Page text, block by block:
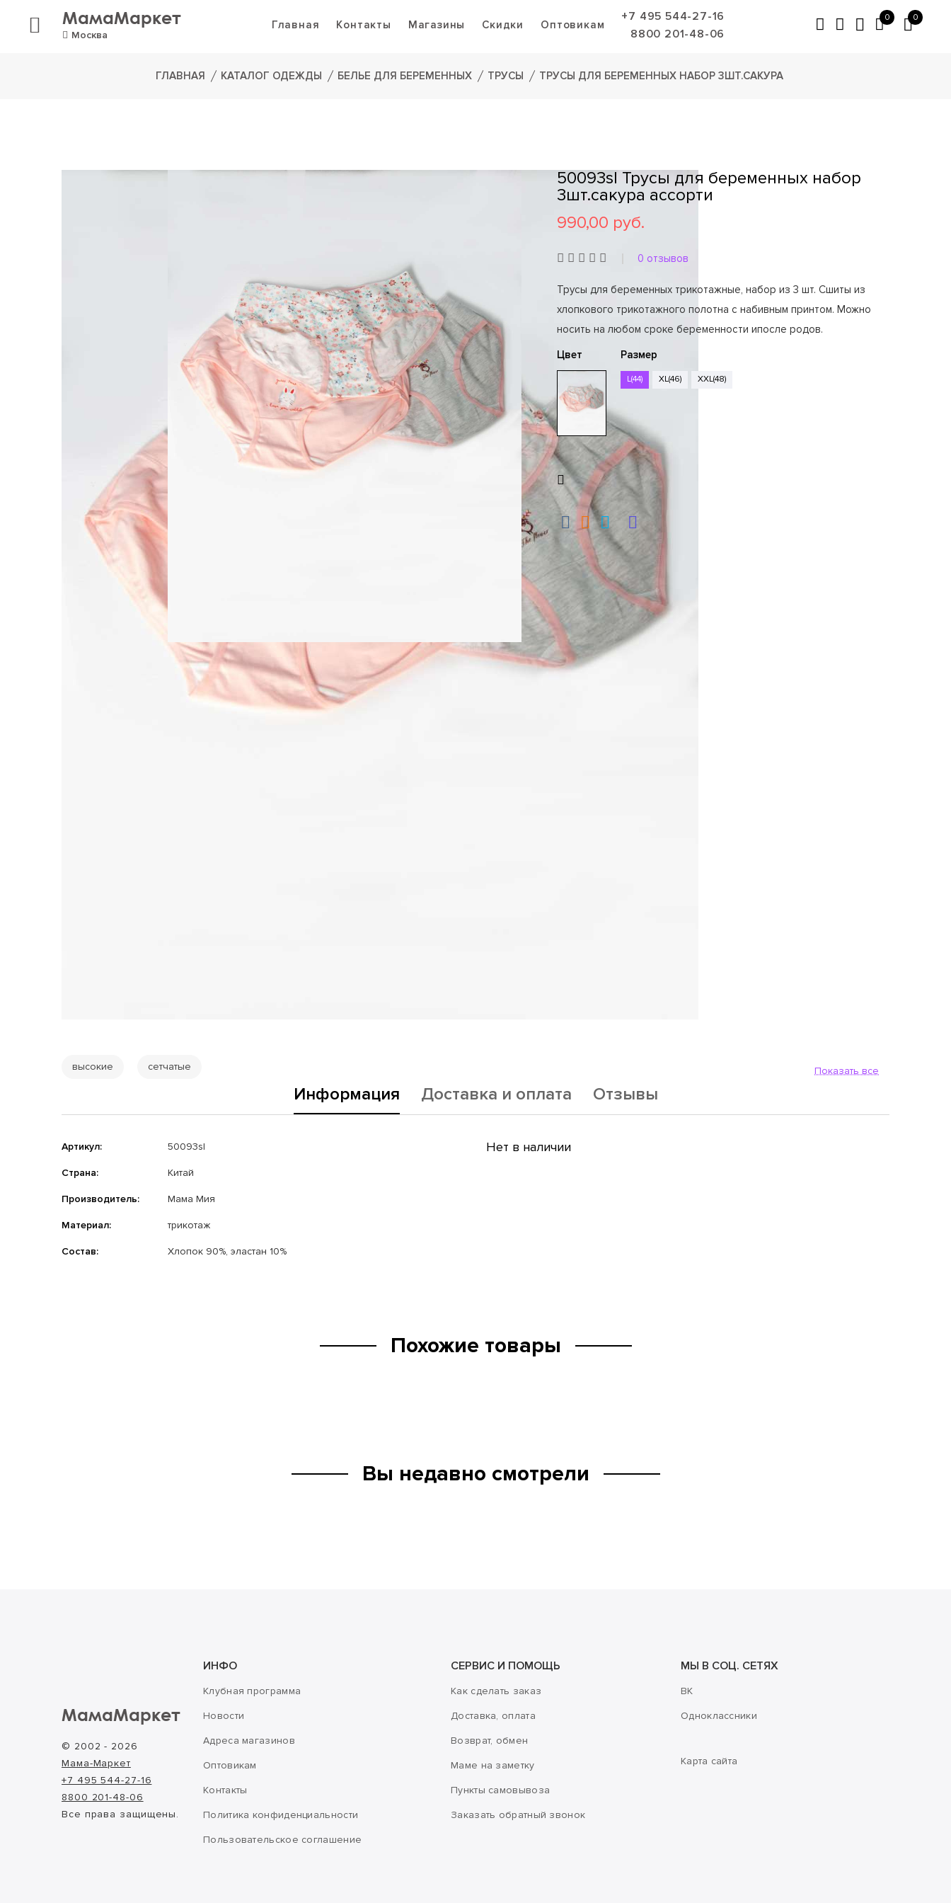
МамаМаркет
Москва
Главная Контакты Магазины Скидки Оптовикам
+7 495 544-27-16
8800 201-48-06
0 0
ГЛАВНАЯ КАТАЛОГ ОДЕЖДЫ БЕЛЬЕ ДЛЯ БЕРЕМЕННЫХ ТРУСЫ ТРУСЫ ДЛЯ БЕРЕМЕННЫХ НАБОР 3ШТ.САКУРА
50093sl Трусы для беременных набор
3шт.сакура ассорти
990,00 руб.
0 отзывов
Трусы для беременных трикотажные, набор из 3 шт. Сшиты из
хлопкового трикотажного полотна с набивным принтом. Можно
носить на любом сроке беременности ипосле родов.
Цвет
Размер
L(44) XL(46) XXL(48)
высокие сетчатые Показать все
Информация Доставка и оплата Отзывы
Артикул: 50093sl
Страна: Китай
Производитель: Мама Мия
Материал: трикотаж
Состав: Хлопок 90%, эластан 10%
Нет в наличии
Похожие товары
Вы недавно смотрели
МамаМаркет
© 2002 - 2026
Мама-Маркет
+7 495 544-27-16
8800 201-48-06
Все права защищены.
ИНФО
Клубная программа
Новости
Адреса магазинов
Оптовикам
Контакты
Политика конфиденциальности
Пользовательское соглашение
СЕРВИС И ПОМОЩЬ
Как сделать заказ
Доставка, оплата
Возврат, обмен
Маме на заметку
Пункты самовывоза
Заказать обратный звонок
МЫ В СОЦ. СЕТЯХ
ВК
Одноклассники
Карта сайта